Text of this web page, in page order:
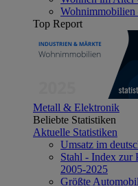
Wohnimmobilien
Top Report
Metall & Elektronik
Beliebte Statistiken
Aktuelle Statistiken
Umsatz im
Stahl - Index zur
2005-2025
Größte